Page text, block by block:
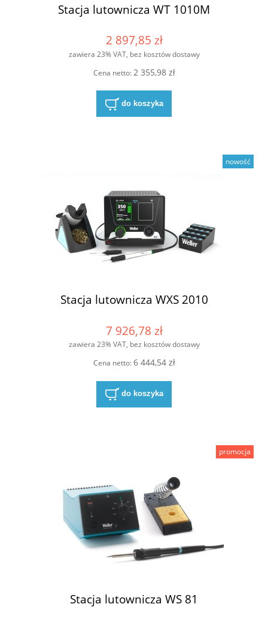
Stacja lutownicza WT 1010M
2 897,85 zł
zawiera 23% VAT, bez kosztów dostawy
Cena netto: 2 355,98 zł
do koszyka
Stacja lutownicza WXS 2010
7 926,78 zł
zawiera 23% VAT, bez kosztów dostawy
Cena netto:6 444,54 zł
do koszyka
nowość
Stacja lutownicza WS 81
promocja